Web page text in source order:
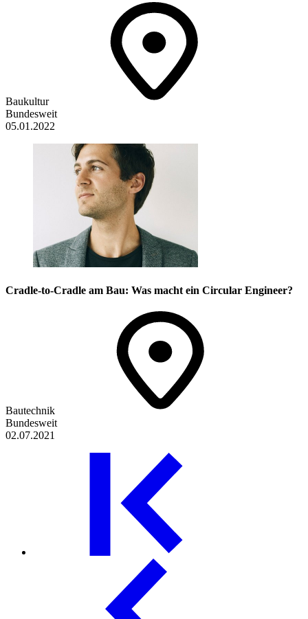
Baukultur
Bundesweit
05.01.2022
Cradle-to-Cradle am Bau: Was macht ein Circular Engineer?
Bautechnik
Bundesweit
02.07.2021